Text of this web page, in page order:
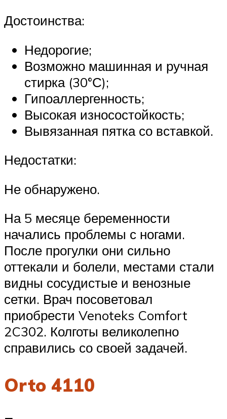
Достоинства:
Недорогие;
Возможно машинная и ручная
стирка (30°С);
Гипоаллергенность;
Высокая износостойкость;
Вывязанная пятка со вставкой.
Недостатки:
Не обнаружено.
На 5 месяце беременности
начались проблемы с ногами.
После прогулки они сильно
оттекали и болели, местами стали
видны сосудистые и венозные
сетки. Врач посоветовал
приобрести Venoteks Comfort
2C302. Колготы великолепно
справились со своей задачей.
Orto 4110